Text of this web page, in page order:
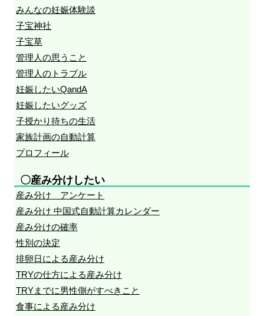
みんなの妊娠体験談
子宝神社
子宝草
管理人の思うこと
管理人のトラブル
妊娠したいQandA
妊娠したいグッズ
子授かり待ちの生活
家族計画の自動計算
プロフィール
〇産み分けしたい
産み分け アンケート
産み分け 中国式自動計算カレンダー
産み分けの確率
性別の決定
排卵日による産み分け
TRYの仕方による産み分け
TRYまでに男性側がすべきこと
食事による産み分け